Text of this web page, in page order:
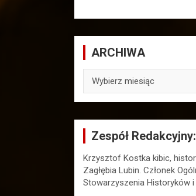
ARCHIWA
Zespół Redakcyjny:
Krzysztof Kostka kibic,
Zagłębia Lubin. Członek
Stowarzyszenia Historyków i